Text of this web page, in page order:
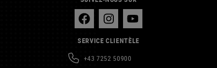
SERVICE CLIENTÈLE
+43 7252 50900